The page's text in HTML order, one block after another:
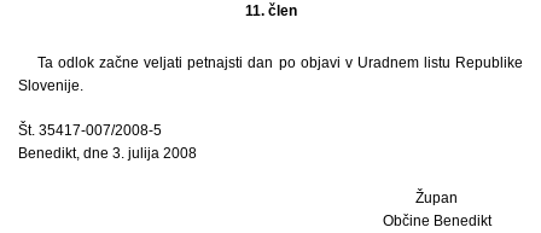
11. člen
Ta odlok začne veljati petnajsti dan po objavi v Uradnem listu Republike
Slovenije.
Št. 35417-007/2008-5
Benedikt, dne 3. julija 2008
Župan
Občine Benedikt